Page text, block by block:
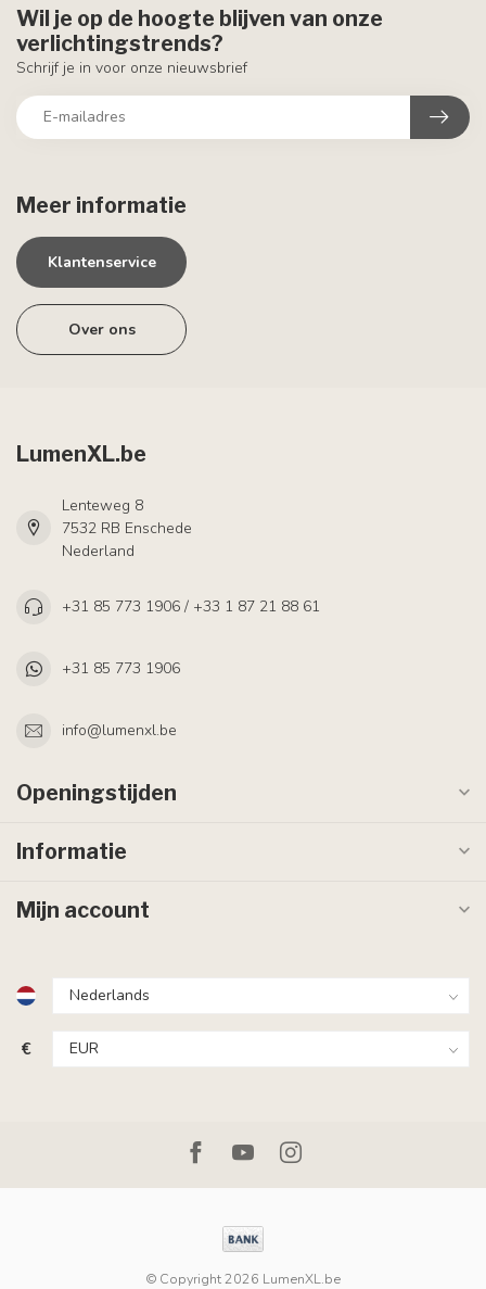
Meer informatie
Klantenservice
Over ons
Wil je op de hoogte blijven van onze
verlichtingstrends?
Schrijf je in voor onze nieuwsbrief
LumenXL.be
Lenteweg 8
7532 RB Enschede
Nederland
+31 85 773 1906 / +33 1 87 21 88 61
+31 85 773 1906
info@lumenxl.be
Openingstijden
Informatie
Mijn account
€
© Copyright 2026 LumenXL.be